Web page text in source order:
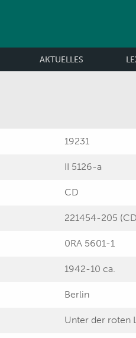
AKTUELLES
19231
II 5126-a
CD
221454-205
0RA 5601-1
1942-10 ca.
Berlin
Unter der roten